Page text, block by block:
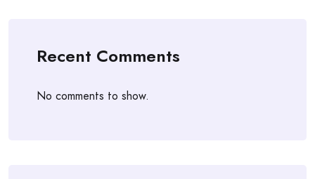
Recent Comments
No comments to show.